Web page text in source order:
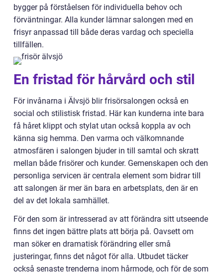
bygger på förståelsen för individuella behov och
förväntningar. Alla kunder lämnar salongen med en
frisyr anpassad till både deras vardag och speciella
tillfällen.
En fristad för hårvård och stil
För invånarna i Älvsjö blir frisörsalongen också en
social och stilistisk fristad. Här kan kunderna inte bara
få håret klippt och stylat utan också koppla av och
känna sig hemma. Den varma och välkomnande
atmosfären i salongen bjuder in till samtal och skratt
mellan både frisörer och kunder. Gemenskapen och den
personliga servicen är centrala element som bidrar till
att salongen är mer än bara en arbetsplats, den är en
del av det lokala samhället.
För den som är intresserad av att förändra sitt utseende
finns det ingen bättre plats att börja på. Oavsett om
man söker en dramatisk förändring eller små
justeringar, finns det något för alla. Utbudet täcker
också senaste trenderna inom hårmode, och för de som